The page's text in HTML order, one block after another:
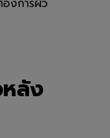
องการผิว
หลัง